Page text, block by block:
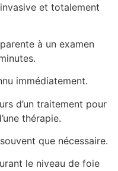
et totalement
à un examen
immédiatement.
d’un traitement pour
thérapie.
que nécessaire.
le niveau de foie